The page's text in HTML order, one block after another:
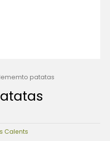
patatas
Calents